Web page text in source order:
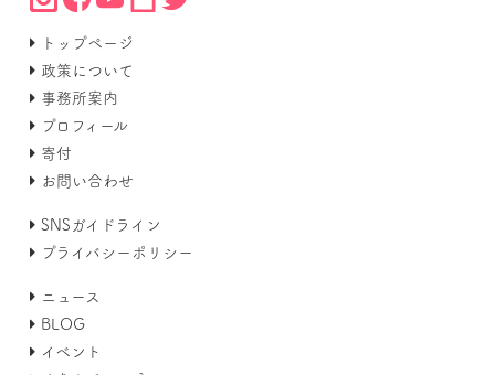
トップページ
政策について
事務所案内
プロフィール
寄付
お問い合わせ
SNSガイドライン
プライバシーポリシー
ニュース
BLOG
イベント